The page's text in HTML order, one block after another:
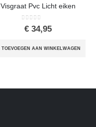
Visgraat Pvc Licht eiken
0out of 5
€34,95
TOEVOEGEN AAN WINKELWAGEN